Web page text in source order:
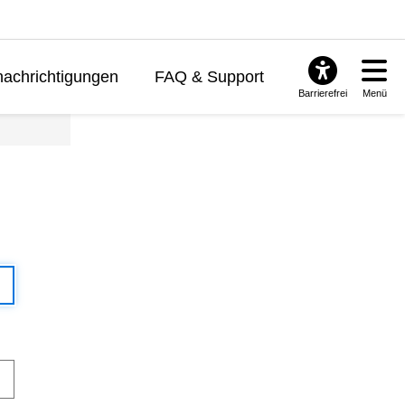
FAQ & Support
Barrierefrei Menü